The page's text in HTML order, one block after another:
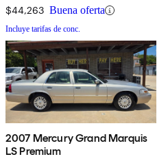
$44,263 Buena oferta
Incluye tarifas de conc.
2007 Mercury Grand Marquis
LS Premium